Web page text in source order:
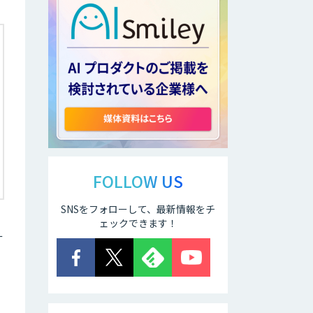
FOLLOW US
SNSをフォローして、最新情報をチ
ェックできます！